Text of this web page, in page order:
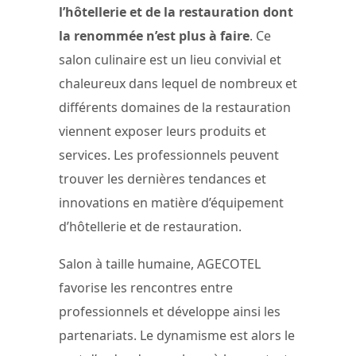
l’hôtellerie et de la restauration dont
la renommée n’est plus à faire. Ce
salon culinaire est un lieu convivial et
chaleureux dans lequel de nombreux et
différents domaines de la restauration
viennent exposer leurs produits et
services. Les professionnels peuvent
trouver les dernières tendances et
innovations en matière d’équipement
d’hôtellerie et de restauration.
Salon à taille humaine, AGECOTEL
favorise les rencontres entre
professionnels et développe ainsi les
partenariats. Le dynamisme est alors le